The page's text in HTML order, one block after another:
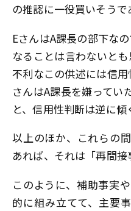
の推認に一役買いそうで
EさんはA課長の部下な
なることは言わないと
不利なこの供述には信
さんはA課長を嫌ってい
と、信用性判断は逆に傾
以上のほか、これらの
あれば、それは「再間接
このように、補助事実
的に組み立てて、主要